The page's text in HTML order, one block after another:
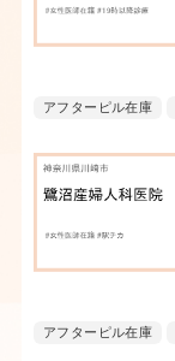
アフターピル在庫
アフターピル在庫